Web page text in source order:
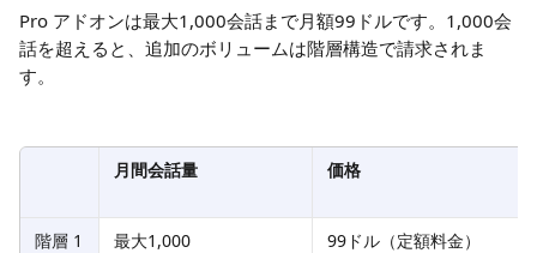
Pro アドオンは最大1,000会話まで月額99ドルです。1,000会
話を超えると、追加のボリュームは階層構造で請求されま
す。
月間会話量 価格
階層 1 最大1,000
99ドル（定額料金）